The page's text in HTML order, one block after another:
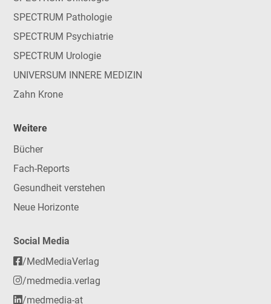
SPECTRUM Pathologie
SPECTRUM Psychiatrie
SPECTRUM Urologie
UNIVERSUM INNERE MEDIZIN
Zahn Krone
Weitere
Bücher
Fach-Reports
Gesundheit verstehen
Neue Horizonte
Social Media
/MedMediaVerlag
/medmedia.verlag
/medmedia-at